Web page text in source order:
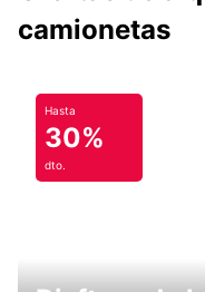
camionetas
Hasta
30%
dto.